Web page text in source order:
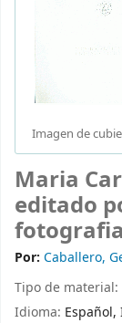
Imagen de
Maria
editado
Por: Caballero,
Tipo de material:
Idioma: Español,